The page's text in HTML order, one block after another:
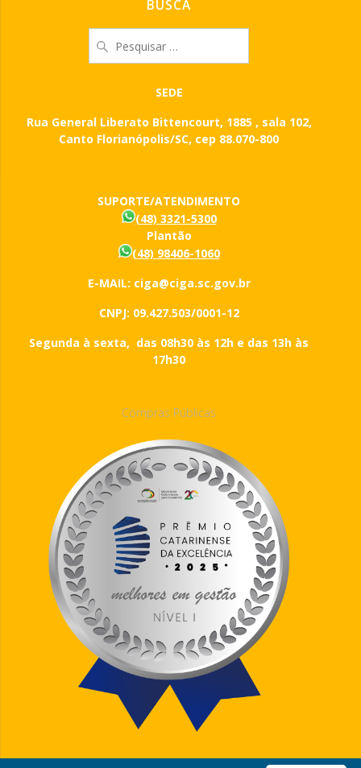
BUSCA
por:
SEDE
Rua General Liberato Bittencourt, 1885 , sala 102,
Canto Florianópolis/SC, cep 88.070-800
SUPORTE/ATENDIMENTO
(48) 3321-5300
Plantão
(48) 98406-1060
E-MAIL: ciga@ciga.sc.gov.br
CNPJ: 09.427.503/0001-12
Segunda à sexta, das 08h30 às 12h e das 13h às
17h30
Compras Públicas